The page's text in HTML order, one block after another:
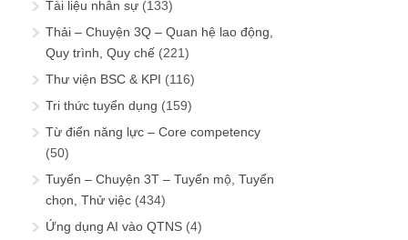
Tài liệu nhân sự (133)
Thải – Chuyện 3Q – Quan hệ lao động,
Quy trình, Quy chế (221)
Thư viện BSC & KPI (116)
Tri thức tuyển dụng (159)
Từ điển năng lực – Core competency
(50)
Tuyển – Chuyện 3T – Tuyển mộ, Tuyển
chọn, Thử việc (434)
Ứng dụng AI vào QTNS (4)